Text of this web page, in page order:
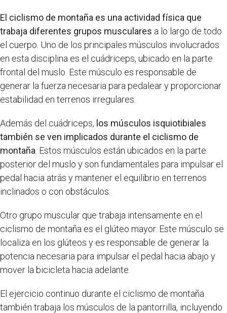
El ciclismo de montaña es una actividad física que
trabaja diferentes grupos musculares a lo largo de todo
el cuerpo. Uno de los principales músculos involucrados
en esta disciplina es el cuádriceps, ubicado en la parte
frontal del muslo. Este músculo es responsable de
generar la fuerza necesaria para pedalear y proporcionar
estabilidad en terrenos irregulares.
Además del cuádriceps, los músculos isquiotibiales
también se ven implicados durante el ciclismo de
montaña . Estos músculos están ubicados en la parte
posterior del muslo y son fundamentales para impulsar el
pedal hacia atrás y mantener el equilibrio en terrenos
inclinados o con obstáculos.
Otro grupo muscular que trabaja intensamente en el
ciclismo de montaña es el glúteo mayor. Este músculo se
localiza en los glúteos y es responsable de generar la
potencia necesaria para impulsar el pedal hacia abajo y
mover la bicicleta hacia adelante.
El ejercicio continuo durante el ciclismo de montaña
también trabaja los músculos de la pantorrilla, incluyendo